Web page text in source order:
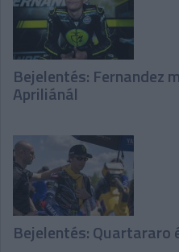
Bejelentés: Fernandez
Apriliánál
Bejelentés: Quartararo